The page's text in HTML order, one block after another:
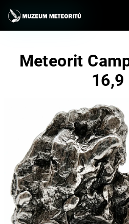
obsah
Meteorit
16,9